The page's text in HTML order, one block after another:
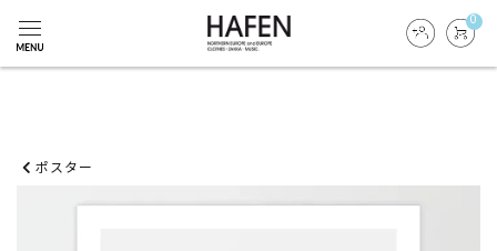
0
ポスター